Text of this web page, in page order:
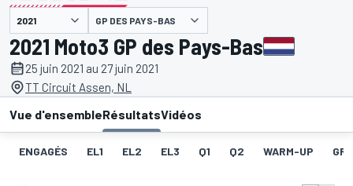
présenté par GP DES PAYS-BAS
2021 Moto3 GP des Pays-Bas
25 juin 2021 au 27 juin 2021
TT Circuit Assen, NL
Vue d'ensembleRésultatsVidéos
ENGAGÉS EL1 EL2 EL3 Q1 Q2 WARM-UP